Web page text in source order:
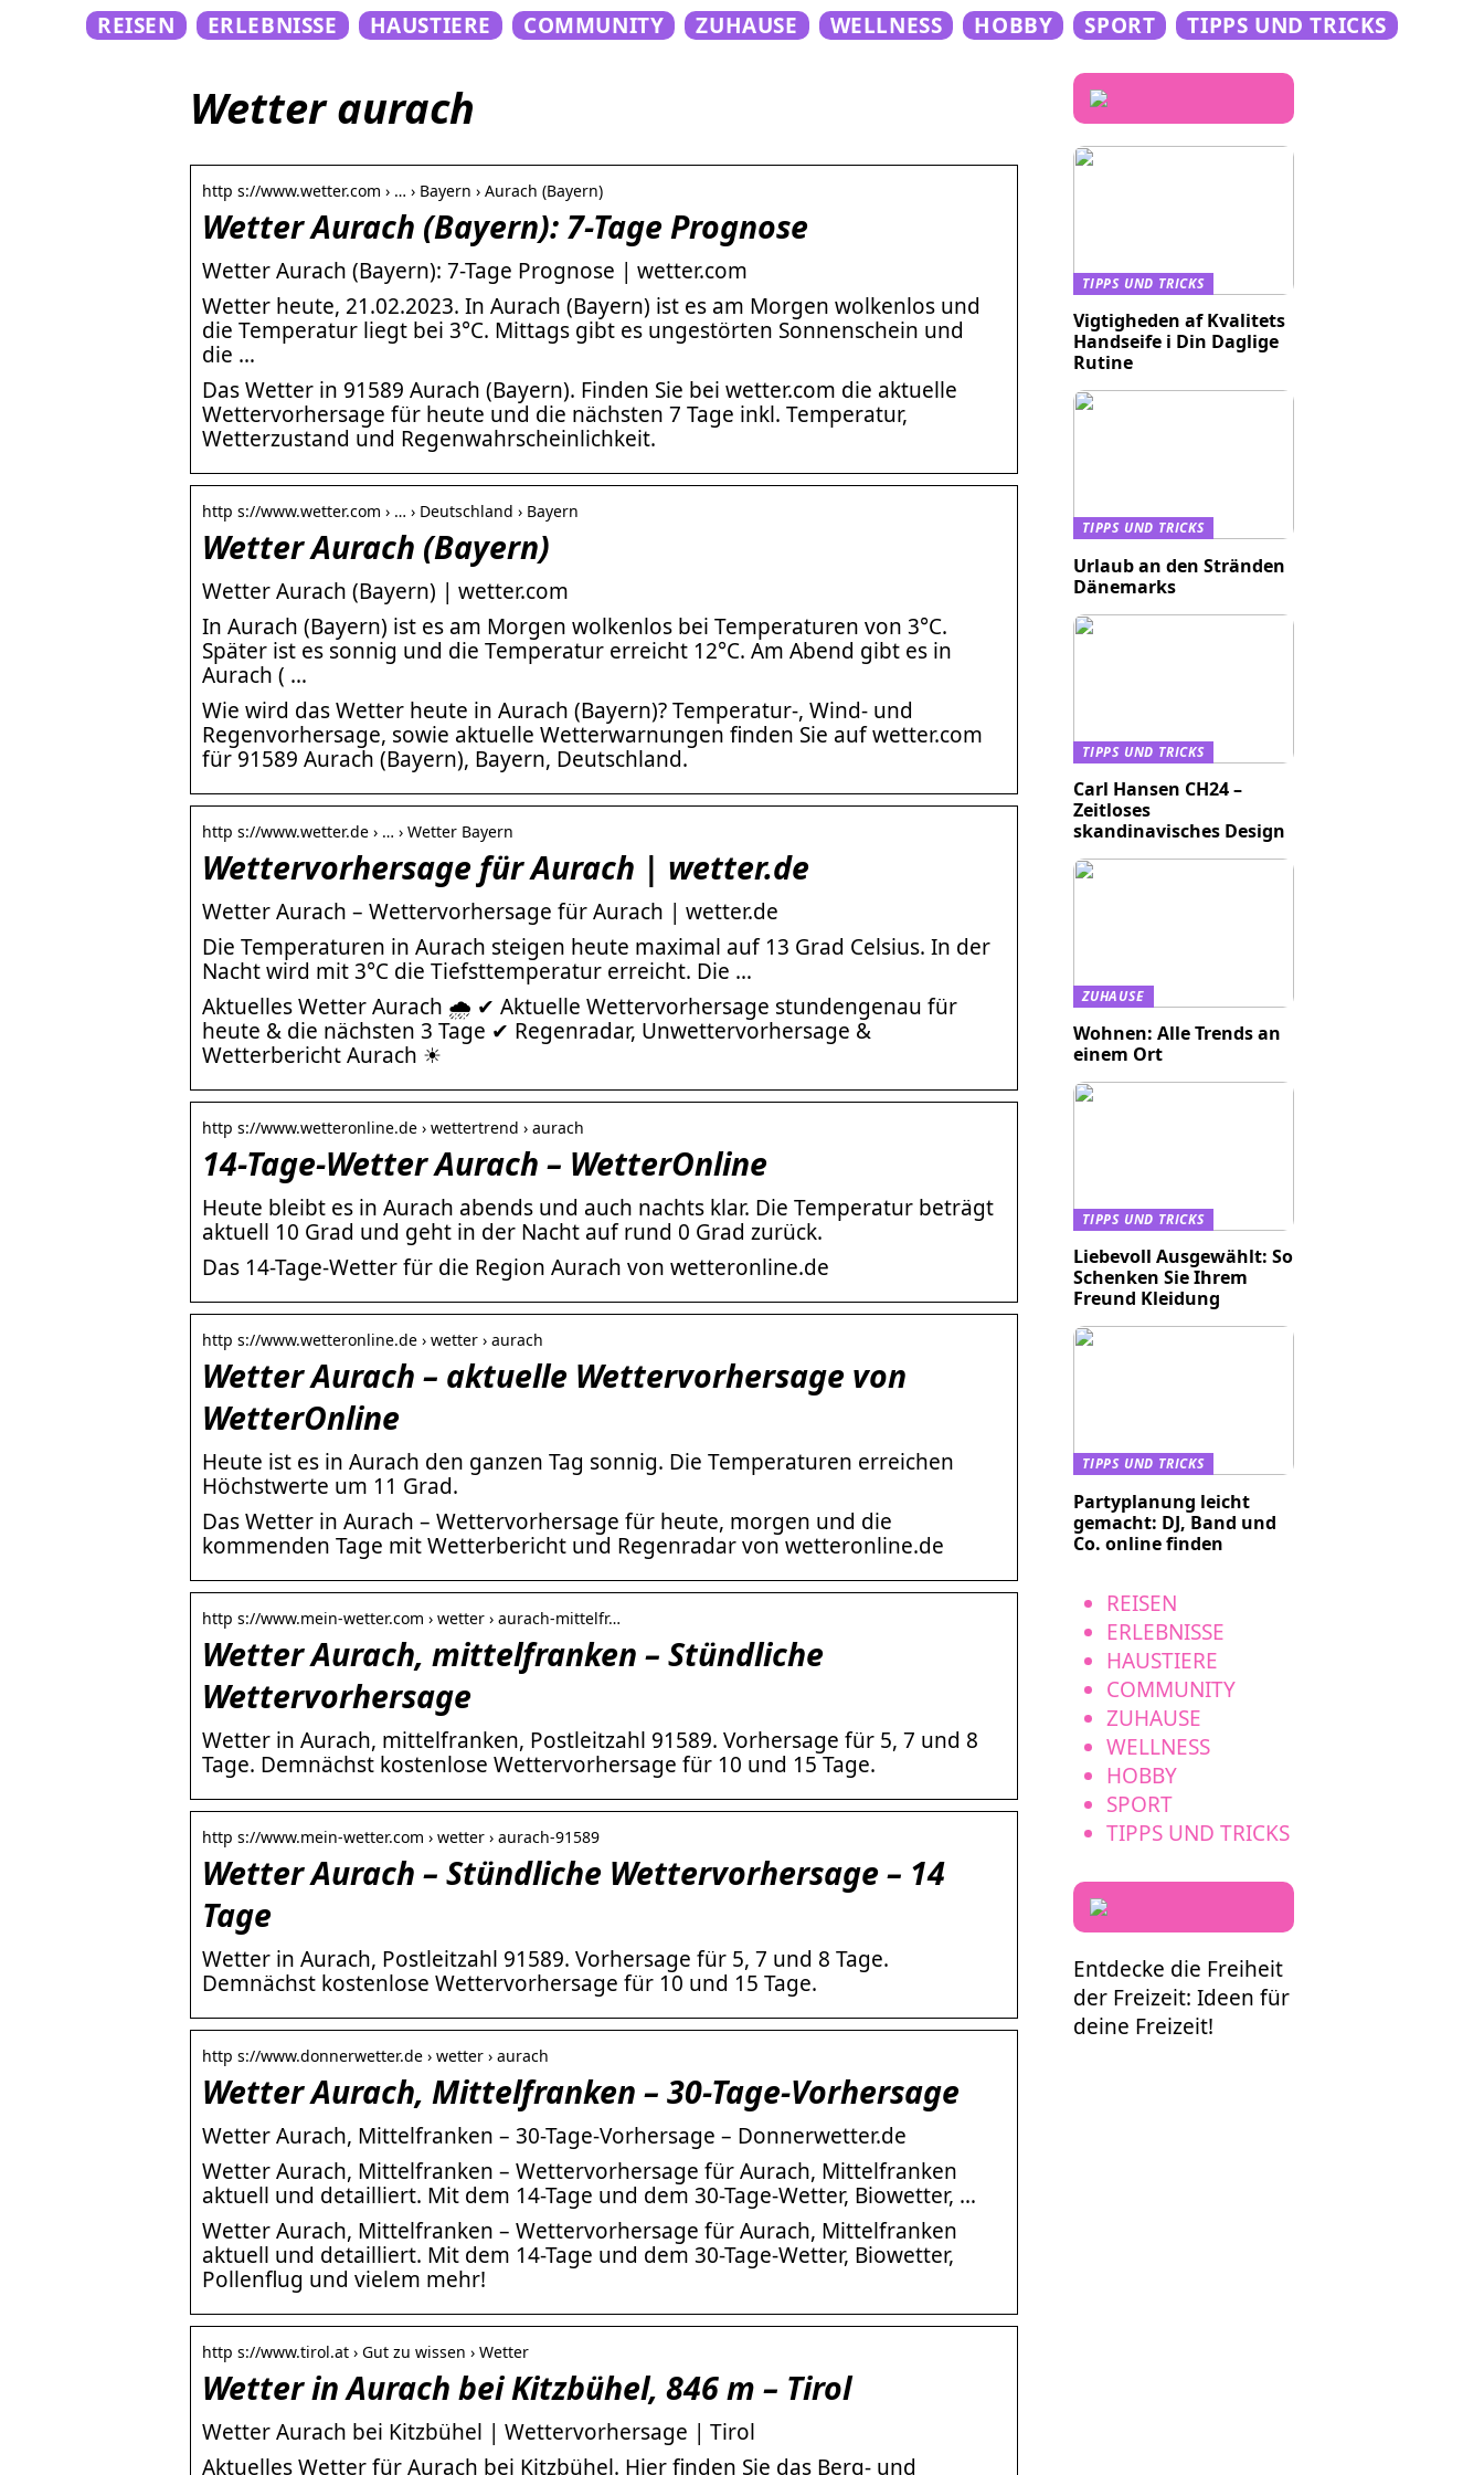
REISEN ERLEBNISSE HAUSTIERE COMMUNITY ZUHAUSE WELLNESS HOBBY SPORT TIPPS UND TRICKS
Wetter aurach
http s://www.wetter.com › … › Bayern › Aurach (Bayern)
Wetter Aurach (Bayern): 7-Tage Prognose
Wetter Aurach (Bayern): 7-Tage Prognose | wetter.com
Wetter heute, 21.02.2023. In Aurach (Bayern) ist es am Morgen wolkenlos und
die Temperatur liegt bei 3°C. Mittags gibt es ungestörten Sonnenschein und
die …
Das Wetter in 91589 Aurach (Bayern). Finden Sie bei wetter.com die aktuelle
Wettervorhersage für heute und die nächsten 7 Tage inkl. Temperatur,
Wetterzustand und Regenwahrscheinlichkeit.
http s://www.wetter.com › … › Deutschland › Bayern
Wetter Aurach (Bayern)
Wetter Aurach (Bayern) | wetter.com
In Aurach (Bayern) ist es am Morgen wolkenlos bei Temperaturen von 3°C.
Später ist es sonnig und die Temperatur erreicht 12°C. Am Abend gibt es in
Aurach ( …
Wie wird das Wetter heute in Aurach (Bayern)? Temperatur-, Wind- und
Regenvorhersage, sowie aktuelle Wetterwarnungen finden Sie auf wetter.com
für 91589 Aurach (Bayern), Bayern, Deutschland.
http s://www.wetter.de › … › Wetter Bayern
Wettervorhersage für Aurach | wetter.de
Wetter Aurach – Wettervorhersage für Aurach | wetter.de
Die Temperaturen in Aurach steigen heute maximal auf 13 Grad Celsius. In der
Nacht wird mit 3°C die Tiefsttemperatur erreicht. Die …
Aktuelles Wetter Aurach 🌧️ ✔ Aktuelle Wettervorhersage stundengenau für
heute & die nächsten 3 Tage ✔ Regenradar, Unwettervorhersage &
Wetterbericht Aurach ☀
http s://www.wetteronline.de › wettertrend › aurach
14-Tage-Wetter Aurach – WetterOnline
Heute bleibt es in Aurach abends und auch nachts klar. Die Temperatur beträgt
aktuell 10 Grad und geht in der Nacht auf rund 0 Grad zurück.
Das 14-Tage-Wetter für die Region Aurach von wetteronline.de
http s://www.wetteronline.de › wetter › aurach
Wetter Aurach – aktuelle Wettervorhersage von
WetterOnline
Heute ist es in Aurach den ganzen Tag sonnig. Die Temperaturen erreichen
Höchstwerte um 11 Grad.
Das Wetter in Aurach – Wettervorhersage für heute, morgen und die
kommenden Tage mit Wetterbericht und Regenradar von wetteronline.de
http s://www.mein-wetter.com › wetter › aurach-mittelfr…
Wetter Aurach, mittelfranken – Stündliche
Wettervorhersage
Wetter in Aurach, mittelfranken, Postleitzahl 91589. Vorhersage für 5, 7 und 8
Tage. Demnächst kostenlose Wettervorhersage für 10 und 15 Tage.
http s://www.mein-wetter.com › wetter › aurach-91589
Wetter Aurach – Stündliche Wettervorhersage – 14
Tage
Wetter in Aurach, Postleitzahl 91589. Vorhersage für 5, 7 und 8 Tage.
Demnächst kostenlose Wettervorhersage für 10 und 15 Tage.
http s://www.donnerwetter.de › wetter › aurach
Wetter Aurach, Mittelfranken – 30-Tage-Vorhersage
Wetter Aurach, Mittelfranken – 30-Tage-Vorhersage – Donnerwetter.de
Wetter Aurach, Mittelfranken – Wettervorhersage für Aurach, Mittelfranken
aktuell und detailliert. Mit dem 14-Tage und dem 30-Tage-Wetter, Biowetter, …
Wetter Aurach, Mittelfranken – Wettervorhersage für Aurach, Mittelfranken
aktuell und detailliert. Mit dem 14-Tage und dem 30-Tage-Wetter, Biowetter,
Pollenflug und vielem mehr!
http s://www.tirol.at › Gut zu wissen › Wetter
Wetter in Aurach bei Kitzbühel, 846 m – Tirol
Wetter Aurach bei Kitzbühel | Wettervorhersage | Tirol
Aktuelles Wetter für Aurach bei Kitzbühel. Hier finden Sie das Berg- und
TIPPS UND TRICKS
Vigtigheden af Kvalitets
Handseife i Din Daglige
Rutine
TIPPS UND TRICKS
Urlaub an den Stränden
Dänemarks
TIPPS UND TRICKS
Carl Hansen CH24 –
Zeitloses
skandinavisches Design
ZUHAUSE
Wohnen: Alle Trends an
einem Ort
TIPPS UND TRICKS
Liebevoll Ausgewählt: So
Schenken Sie Ihrem
Freund Kleidung
TIPPS UND TRICKS
Partyplanung leicht
gemacht: DJ, Band und
Co. online finden
REISEN
ERLEBNISSE
HAUSTIERE
COMMUNITY
ZUHAUSE
WELLNESS
HOBBY
SPORT
TIPPS UND TRICKS
Entdecke die Freiheit
der Freizeit: Ideen für
deine Freizeit!